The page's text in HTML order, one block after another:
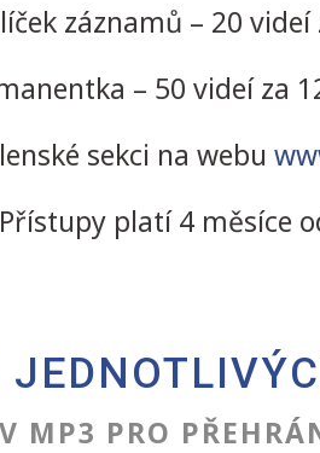
záznamů – 20 videí
– 50 videí za
sekci na webu
platí 4 měsíce
MP3 PRO